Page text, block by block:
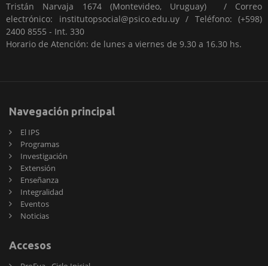
Tristán Narvaja 1674 (Montevideo, Uruguay) / Correo
electrónico: institutopsocial@psico.edu.uy / Teléfono: (+598)
2400 8555 - Int. 330
Horario de Atención: de lunes a viernes de 9.30 a 16.30 hs.
Navegación principal
El IPS
Programas
Investigación
Extensión
Enseñanza
Integralidad
Eventos
Noticias
Accesos